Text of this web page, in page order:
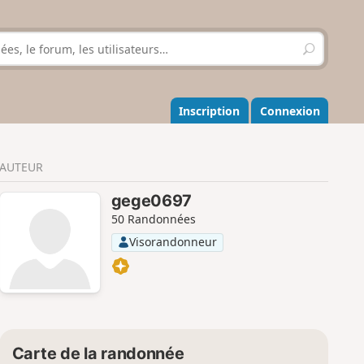
R
e
h
e
r
r
Inscription Connexion
AUTEUR
gege0697
50 Randonnées
Visorandonneur
Carte de la randonnée